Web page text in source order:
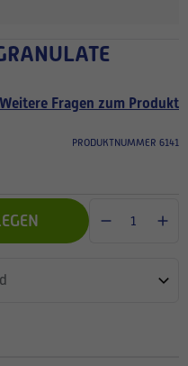
Weitere Fragen zum Produkt
PRODUKTNUMMER 6141